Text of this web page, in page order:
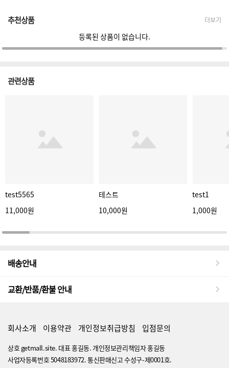
추천상품 더보기
등록된 상품이 없습니다.
관련상품
test5565
11,000원
테스트
10,000원
test1
1,000원
배송안내
교환/반품/환불 안내
회사소개 이용약관 개인정보취급방침 입점문의
상호 getmall.site. 대표 홍길동. 개인정보관리책임자 홍길동
사업자등록번호 5048183972. 통신판매신고 수성구-제0001호.